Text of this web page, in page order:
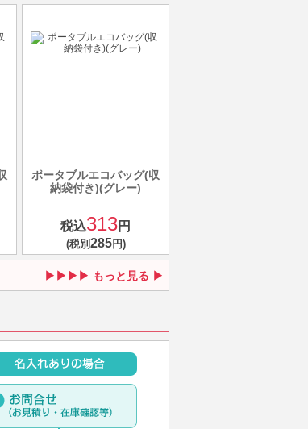
ポータブルエコバッグ(収
納袋付き)(グレー)
税込313円
(税別285円)
もっと見る